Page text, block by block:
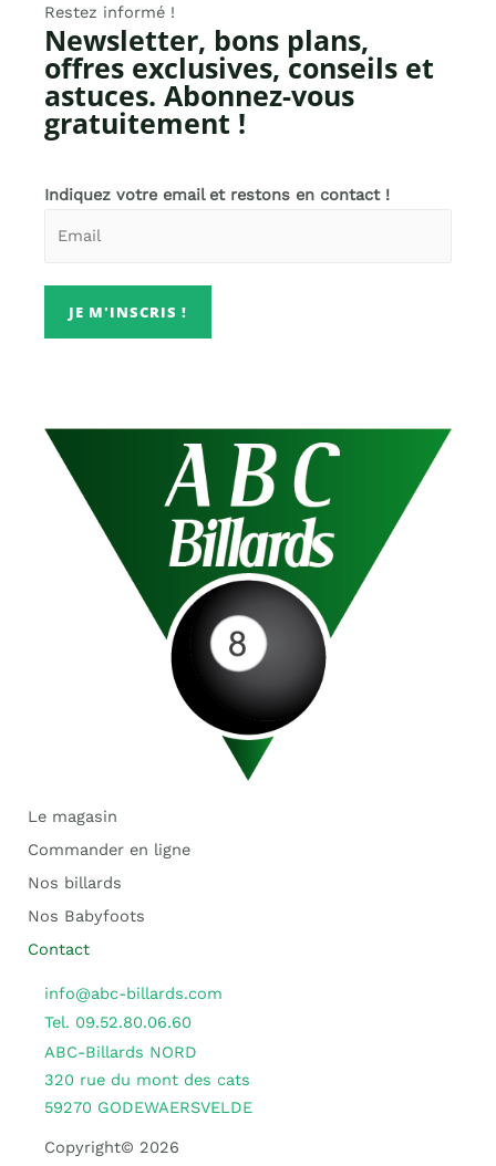
Restez informé !
Newsletter, bons plans,
offres exclusives, conseils et
astuces. Abonnez-vous
gratuitement !
Indiquez votre email et restons en contact !
JE M'INSCRIS !
Le magasin
Commander en ligne
Nos billards
Nos Babyfoots
Contact
info@abc-billards.com
Tel. 09.52.80.06.60
ABC-Billards NORD
320 rue du mont des cats
59270 GODEWAERSVELDE
Copyright© 2026